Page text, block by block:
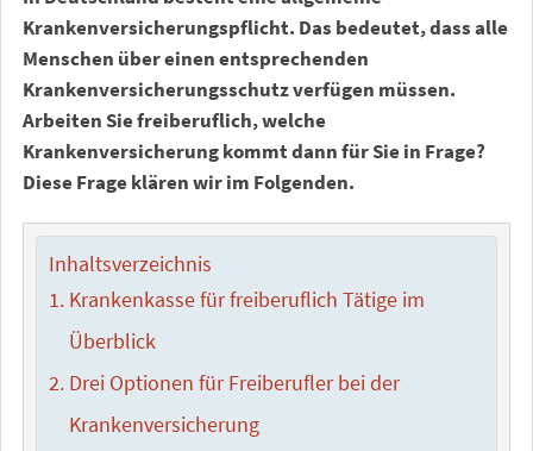
Krankenversicherungspflicht. Das bedeutet, dass alle
Menschen über einen entsprechenden
Krankenversicherungsschutz verfügen müssen.
Arbeiten Sie freiberuflich, welche
Krankenversicherung kommt dann für Sie in Frage?
Diese Frage klären wir im Folgenden.
Inhaltsverzeichnis
Krankenkasse für freiberuflich Tätige im
Überblick
Drei Optionen für Freiberufler bei der
Krankenversicherung